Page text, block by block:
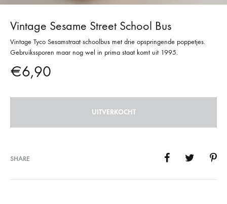
Vintage Sesame Street School Bus
Vintage Tyco Sesamstraat schoolbus met drie opspringende poppetjes.
Gebruikssporen maar nog wel in prima staat komt uit 1995.
€6,90
UITVERKOCHT
SHARE